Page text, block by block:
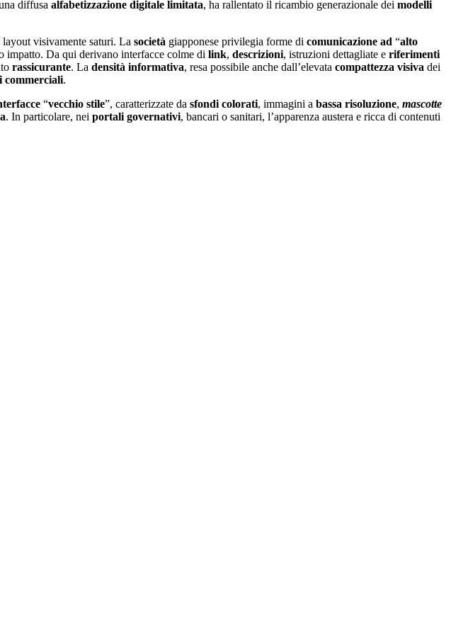
diffusa alfabetizzazione digitale limitata, ha rallentato il ricambio generazionale dei modelli
visivamente saturi. La società giapponese privilegia forme di comunicazione ad “alto
impatto. Da qui derivano interfacce colme di link, descrizioni, istruzioni dettagliate e riferimenti
rassicurante. La densità informativa, resa possibile anche dall’elevata compattezza visiva dei
commerciali.
“vecchio stile”, caratterizzate da sfondi colorati, immagini a bassa risoluzione, mascotte
. In particolare, nei portali governativi, bancari o sanitari, l’apparenza austera e ricca di contenuti